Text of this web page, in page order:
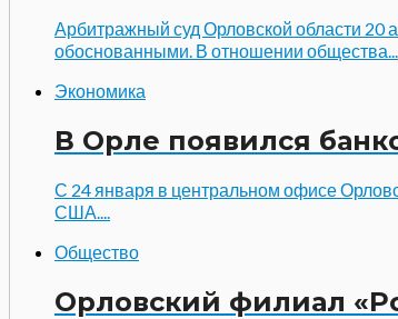
Арбитражный суд Орловской области 20
обоснованными. В отношении общества...
Экономика
В Орле появился
С 24 января в центральном офисе
США....
Общество
Орловский филиал